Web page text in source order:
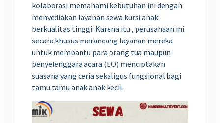
kolaborasi memahami kebutuhan ini dengan
menyediakan layanan sewa kursi anak
berkualitas tinggi. Karena itu , perusahaan ini
secara khusus merancang layanan mereka
untuk membantu para orang tua maupun
penyelenggara acara (EO) menciptakan
suasana yang ceria sekaligus fungsional bagi
tamu tamu anak anak kecil.